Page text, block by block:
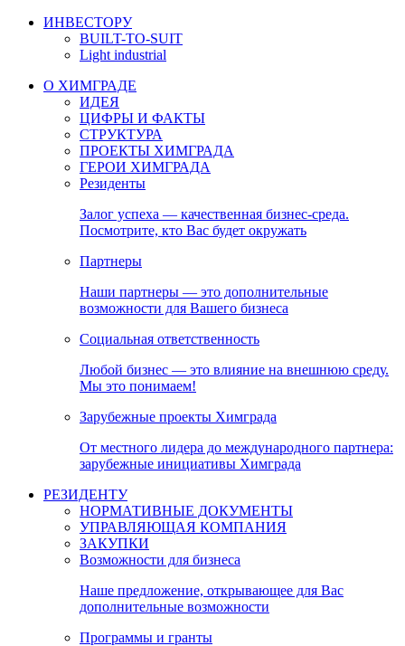
ИНВЕСТОРУ
BUILT-TO-SUIT
Light industrial
О ХИМГРАДЕ
ИДЕЯ
ЦИФРЫ И ФАКТЫ
СТРУКТУРА
ПРОЕКТЫ ХИМГРАДА
ГЕРОИ ХИМГРАДА
Резиденты
Залог успеха — качественная бизнес-среда.
Посмотрите, кто Вас будет окружать
Партнеры
Наши партнеры — это дополнительные
возможности для Вашего бизнеса
Социальная ответственность
Любой бизнес — это влияние на внешнюю среду.
Мы это понимаем!
Зарубежные проекты Химграда
От местного лидера до международного партнера:
зарубежные инициативы Химграда
РЕЗИДЕНТУ
НОРМАТИВНЫЕ ДОКУМЕНТЫ
УПРАВЛЯЮЩАЯ КОМПАНИЯ
ЗАКУПКИ
Возможности для бизнеса
Наше предложение, открывающее для Вас
дополнительные возможности
Программы и гранты